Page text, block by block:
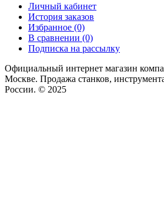
Личный кабинет
История заказов
Избранное (0)
В сравнении (0)
Подписка на рассылку
Официальный интернет магазин
Москве. Продажа станков,
России. © 2025